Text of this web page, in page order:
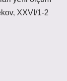
XXVI/1-2